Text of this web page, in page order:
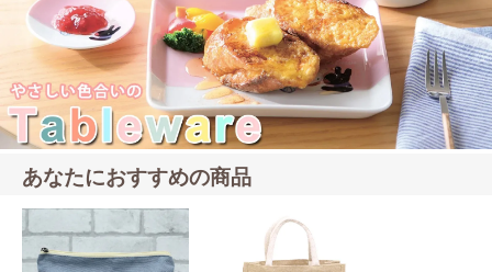
あなたにおすすめの商品